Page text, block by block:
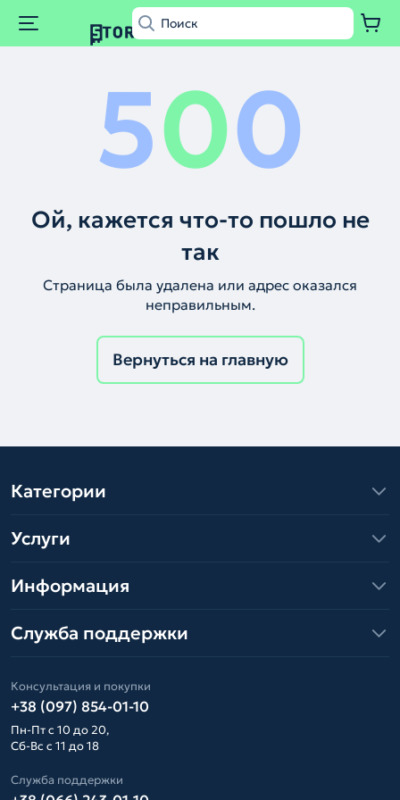
500
Ой, кажется что-то пошло не
так
Страница была удалена или адрес оказался
неправильным.
Вернуться на главную
Категории
Услуги
Информация
Служба поддержки
Консультация и покупки
+38 (097) 854-01-10
Пн-Пт с 10 до 20,
Сб-Вс с 11 до 18
Служба поддержки